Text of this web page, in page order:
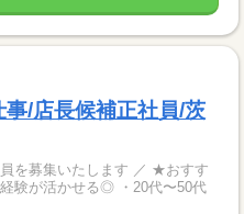
/店長候補正社員/茨
集いたします ／ ★おすす